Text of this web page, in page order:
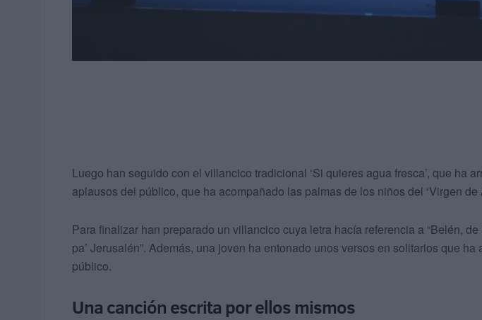
Luego han seguido con el villancico tradicional ‘Si quieres agua fresca’, que ha
aplausos del público, que ha acompañado las palmas de los niños del ‘Virgen de
Para finalizar han preparado un villancico cuya letra hacía referencia a “Belén,
pa’ Jerusalén”. Además, una joven ha entonado unos versos en solitarios que ha
público.
Una canción escrita por ellos mismos